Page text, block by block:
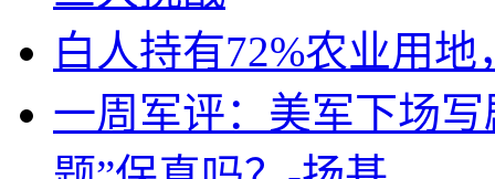
白人持有72%农业用
一周军评：美军下场